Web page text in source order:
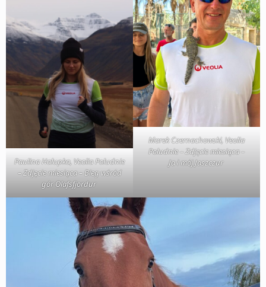
Paulina Hałupka, Veolia Południe
– Zdjęcie miesiąca – Bieg wśród
gór Olafsfjordur
Marek Czernachowski, Veolia
Południe – Zdjęcie miesiąca –
Ja i mój Jaszczur